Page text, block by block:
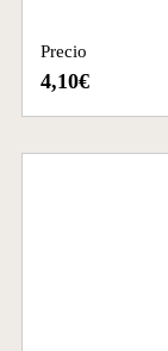
Precio
4,10€